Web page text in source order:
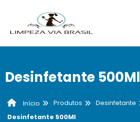
Desinfetante 500Ml
Início Produtos
Desinfetante
Desinfetante 500Ml